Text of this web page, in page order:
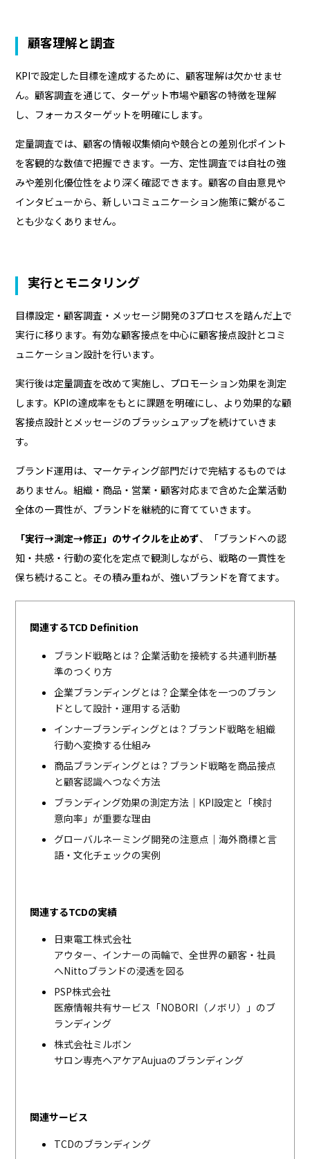
顧客理解と調査
KPIで設定した目標を達成するために、顧客理解は欠かせませ
ん。顧客調査を通じて、ターゲット市場や顧客の特徴を理解
し、フォーカスターゲットを明確にします。
定量調査では、顧客の情報収集傾向や競合との差別化ポイント
を客観的な数値で把握できます。一方、定性調査では自社の強
みや差別化優位性をより深く確認できます。顧客の自由意見や
インタビューから、新しいコミュニケーション施策に繋がるこ
とも少なくありません。
実行とモニタリング
目標設定・顧客調査・メッセージ開発の3プロセスを踏んだ上で
実行に移ります。有効な顧客接点を中心に顧客接点設計とコミ
ュニケーション設計を行います。
実行後は定量調査を改めて実施し、プロモーション効果を測定
します。KPIの達成率をもとに課題を明確にし、より効果的な顧
客接点設計とメッセージのブラッシュアップを続けていきま
す。
ブランド運用は、マーケティング部門だけで完結するものでは
ありません。組織・商品・営業・顧客対応まで含めた企業活動
全体の一貫性が、ブランドを継続的に育てていきます。
「実行→測定→修正」のサイクルを止めず、「ブランドへの認
知・共感・行動の変化を定点で観測しながら、戦略の一貫性を
保ち続けること。その積み重ねが、強いブランドを育てます。
関連するTCD Definition
ブランド戦略とは？企業活動を接続する共通判断基
準のつくり方
企業ブランディングとは？企業全体を一つのブラン
ドとして設計・運用する活動
インナーブランディングとは？ブランド戦略を組織
行動へ変換する仕組み
商品ブランディングとは？ブランド戦略を商品接点
と顧客認識へつなぐ方法
ブランディング効果の測定方法｜KPI設定と「検討
意向率」が重要な理由
グローバルネーミング開発の注意点｜海外商標と言
語・文化チェックの実例
関連するTCDの実績
日東電工株式会社
アウター、インナーの両輪で、全世界の顧客・社員
へNittoブランドの浸透を図る
PSP株式会社
医療情報共有サービス「NOBORI（ノボリ）」のブ
ランディング
株式会社ミルボン
サロン専売ヘアケアAujuaのブランディング
関連サービス
TCDのブランディング